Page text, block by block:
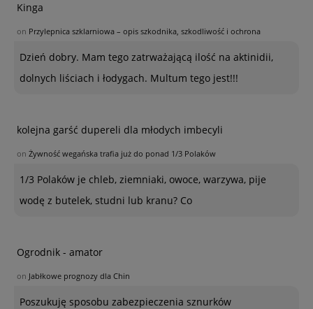
Kinga
on Przylepnica szklarniowa – opis szkodnika, szkodliwość i ochrona
Dzień dobry. Mam tego zatrważającą ilość na aktinidii,
dolnych liściach i łodygach. Multum tego jest!!!
kolejna garść dupereli dla młodych imbecyli
on Żywność wegańska trafia już do ponad 1/3 Polaków
1/3 Polaków je chleb, ziemniaki, owoce, warzywa, pije
wodę z butelek, studni lub kranu? Co
Ogrodnik - amator
on Jabłkowe prognozy dla Chin
Poszukuję sposobu zabezpieczenia sznurków